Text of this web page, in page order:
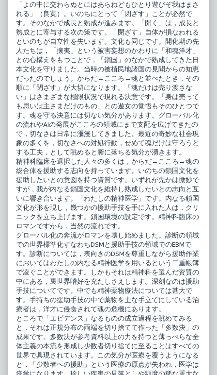
シ
リ
ズ
診
断
の
技
と
工
夫
published
on
外
来
精
神
科
診
療
シ
リ
ー
ズ
診
断
の
技
と
工
夫,
「よの中に交わらぬとにはあらねどもひとり遊びぞ我はまさ
れる」（良寛）。いのちにとって「閉ざす」ことが必然で
す。そのなかで成長と熟成が進みます。「開く」は，成長と
熟成とに寄与する次の策です。「閉ざす」自体が損なわれる
といのちが自立性を失います。文化も同じです。開化期の先
人たちは，「攘夷」という被害妄想のかわりに「和魂洋才」
との心構えをもつことで，「鎖国」のなかで熟成してきた日
本文化を守りました。当時の被植民地諸国の見聞からの知恵
だったのでしょう。からだ→こころ→魂と並べたとき，その
順に「閉ざす」が大切になります。「魂だけは売り渡さな
い」はさまざまな極限状況で現れる決意です。「身は売って
も思いは主さまだけのもの」との遊女の覚悟もそのひとつで
す。魂を守る決意には切ない気分があります。グローバル化
の流れやAIの発展がこころの領域にまで支配を広げてきたの
で，切なさは日常に瀰漫してきました。最近の奇妙な社会現
象の多くを，切なさへの対処行動，せめて魂だけは守ろうと
する工夫，として眺めると腑に落ちる気分が湧きます。
精神科臨床を選択した人々の多くは，からだ→こころ→魂の
総合体を援助する志向を持っています。いのちの鎖国文化を
援助したいとの意図を持つ資質です。いずれが先かは微妙で
すが，我が内なる鎖国文化を維持し熟成したいとの志向と互
いに響き合います。「わたしの精神医学」です。内なる鎖国
文化が形を現し，幾つかの援助手技を手に入れた人は，クリ
ニックを立ち上げます。鎖国環境の設定です。精神科臨床の
ロマンですから，当然の流れです。
グローバル化の奔流がロマンを壊し始めました。診断の領域
での世界標準化すなわちDSMと援助手技の領域でのEBMで
す。診断については，表向きのDSMを尊重しながら援助作業
においてはわたしの内なる精神医学を用いるという二重帳簿
で凌ぐことができます。しかもそれは精神科を選んだ資質の
中にある，裏世界嗜好を充たしさえします。深刻なのは援助
手技についてです。中でも精神薬物療法については甚大で
す。手持ちの援助手技の中で薬物を主な手立てにしている治
療者は，洋才に侵食されて魂の危機にあります。
ところで「エビデンス」なるものの成立過程を眺めてみる
と，それは正規分布の両端を切り捨てて作った「多数決」の
成果です。多数決が参考資料以上の力を持つと薄っぺらな全
体主義の本流を形成し少数者切り捨てに至ることはすべての
世界で具現されています。この気分が医療を覆うようになる
と，「少数者への援助」という医療の原点が失われ，医学は